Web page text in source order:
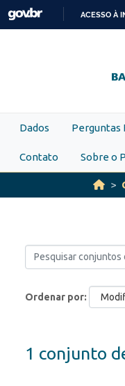
Skip to main content
ACESSO À
Dados Perguntas
Contato Sobre o
Ordenar por
1 conjunto